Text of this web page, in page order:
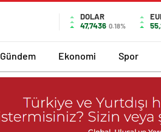
DOLAR
47,7436 0.18%
Gündem Ekonomi Spor